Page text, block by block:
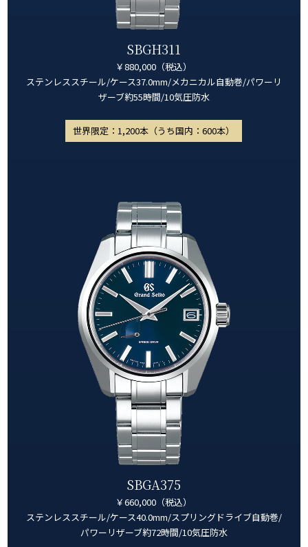
SBGH311
￥880,000（税込）
ステンレススチール/ケース37.0mm/メカニカル自動巻/パワーリ
ザーブ約55時間/10気圧防水
世界限定：1,200本（うち国内：600本）
SBGA375
￥660,000（税込）
ステンレススチール/ケース40.0mm/スプリングドライブ自動巻/
パワーリザーブ約72時間/10気圧防水